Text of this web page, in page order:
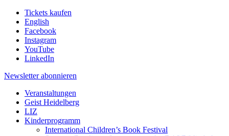
Tickets kaufen
English
Facebook
Instagram
YouTube
LinkedIn
Newsletter abonnieren
Veranstaltungen
Geist Heidelberg
LIZ
Kinderprogramm
International Children’s Book Festival